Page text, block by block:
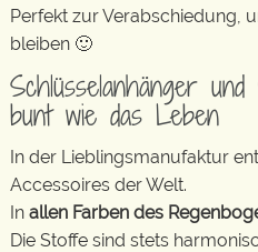
Perfekt zur Verabschiedung,
bleiben 🙂
Schlüsselanhänger
bunt wie das Leben
In der Lieblingsmanufaktur
Accessoires der Welt.
In allen Farben des
Die Stoffe sind stets